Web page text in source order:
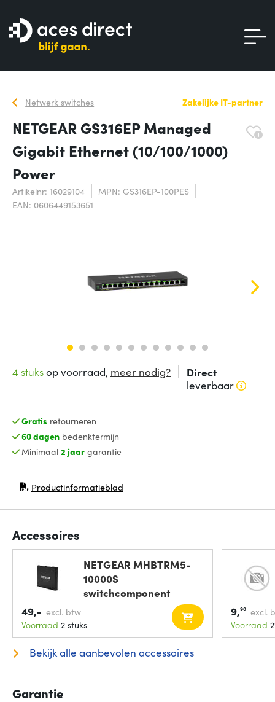
Netwerk switches Zakelijke IT-partner
NETGEAR GS316EP Managed
Gigabit Ethernet (10/100/1000)
Power
Artikelnr: 16029104
MPN: GS316EP-100PES
EAN: 0606449153651
4 stuksop voorraad, meer nodig? Direct
leverbaar
Gratis retourneren
60 dagenbedenktermijn
Minimaal 2 jaargarantie
Productinformatieblad
(opent in nieuw venster)
Accessoires
NETGEAR MHBTRM5-
10000S
switchcomponent
49,- excl. btw
Voorraad 2 stuks
9,90 excl.
Voorraad
Bekijk alle aanbevolen accessoires
Garantie